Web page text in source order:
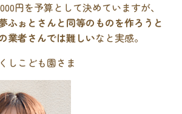
円を予算として決めていますが、
ふぉとさんと同等のものを作ろうと
業者さんでは難しいなと実感。
しこども園さま